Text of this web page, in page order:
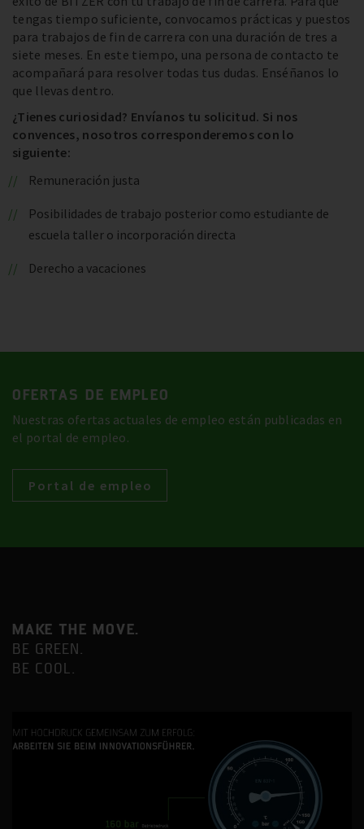
tengas tiempo suficiente, convocamos prácticas y puestos
para trabajos de fin de carrera con una duración de tres a
siete meses. En este tiempo, una persona de contacto te
acompañará para resolver todas tus dudas. Enséñanos lo
que llevas dentro.
¿Tienes curiosidad? Envíanos tu solicitud. Si nos
convences, nosotros corresponderemos con lo
siguiente:
Remuneración justa
Posibilidades de trabajo posterior como estudiante de
escuela taller o incorporación directa
Derecho a vacaciones
OFERTAS DE EMPLEO
Nuestras ofertas actuales de empleo están publicadas en
el portal de empleo.
Portal de empleo
MAKE THE MOVE.
BE GREEN.
BE COOL.